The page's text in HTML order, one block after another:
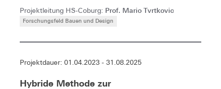
Projektleitung HS-Coburg: Prof. Mario Tvrtkovic
Forschungsfeld Bauen und Design
Projektdauer: 01.04.2023 - 31.08.2025
Hybride Methode zur